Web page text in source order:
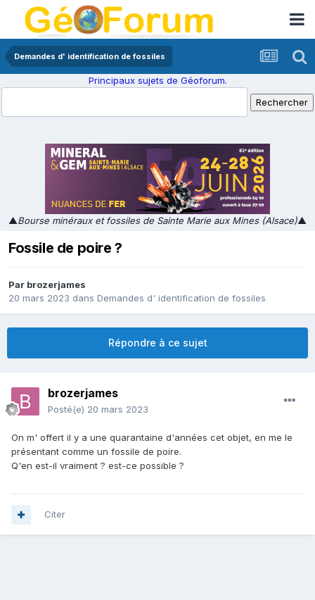
Demandes d' identification de fossiles
Principaux sujets de Géoforum.
▲Bourse minéraux et fossiles de Sainte Marie aux Mines (Alsace)▲
Fossile de poire ?
Par brozerjames
20 mars 2023 dans Demandes d' identification de fossiles
Répondre à ce sujet
brozerjames
Posté(e) 20 mars 2023
On m' offert il y a une quarantaine d'années cet objet, en me le
présentant comme un fossile de poire.
Q'en est-il vraiment ? est-ce possible ?
Citer